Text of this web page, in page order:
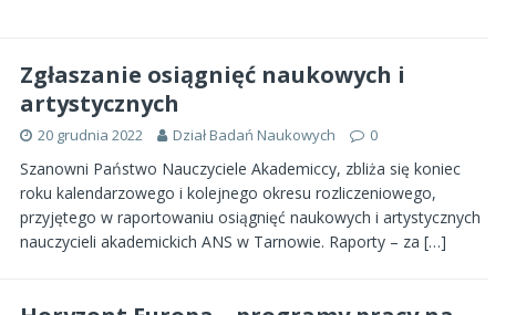
Zgłaszanie osiągnięć naukowych i
artystycznych
20 grudnia 2022 Dział Badań Naukowych 0
Szanowni Państwo Nauczyciele Akademiccy, zbliża się koniec
roku kalendarzowego i kolejnego okresu rozliczeniowego,
przyjętego w raportowaniu osiągnięć naukowych i artystycznych
nauczycieli akademickich ANS w Tarnowie. Raporty – za […]